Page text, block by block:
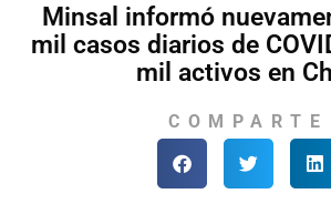
Minsal informó
mil casos diarios de
mil activos en
COMPARTE